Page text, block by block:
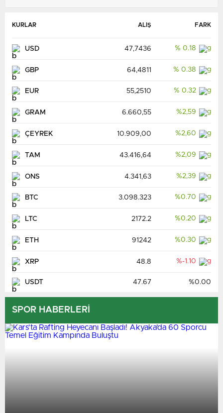
KURLAR ALIŞ FARK
USD 47,7436 % 0.18
GBP 64,4811 % 0.38
EUR 55,2510 % 0.32
GRAM 6.660,55 %2,59
ÇEYREK 10.909,00 %2,60
TAM 43.416,64 %2,09
ONS 4.341,63 %2,39
BTC 3.098.323 %0.70
LTC 2172.2 %0.20
ETH 91242 %0.30
XRP 48.8 %-1.10
USDT 47.67 %0.00
SPOR HABERLERİ